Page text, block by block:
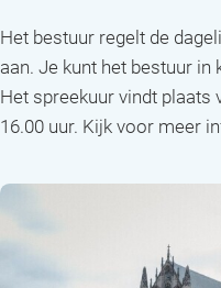
Het bestuur regelt de
aan. Je kunt het bestuur in
Het spreekuur vindt plaats
16.00 uur. Kijk voor meer